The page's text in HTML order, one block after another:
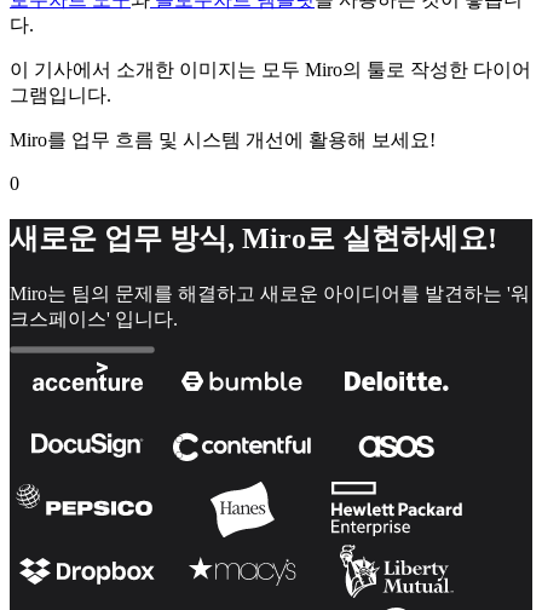
다.
이 기사에서 소개한 이미지는 모두 Miro의 툴로 작성한 다이어
그램입니다.
Miro를 업무 흐름 및 시스템 개선에 활용해 보세요!
0
새로운 업무 방식, Miro로 실현하세요!
Miro는 팀의 문제를 해결하고 새로운 아이디어를 발견하는 '워
크스페이스' 입니다.